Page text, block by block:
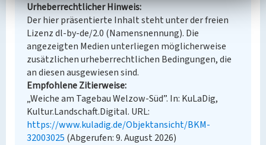
Urheberrechtlicher Hinweis
Der hier präsentierte Inhalt steht unter der freien
Lizenz dl-by-de/2.0 (Namensnennung). Die
angezeigten Medien unterliegen möglicherweise
zusätzlichen urheberrechtlichen Bedingungen, die
an diesen ausgewiesen sind.
Empfohlene Zitierweise
„Weiche am Tagebau Welzow-Süd”. In: KuLaDig,
Kultur.Landschaft.Digital. URL:
https://www.kuladig.de/Objektansicht/BKM-
32003025 (Abgerufen: 9. August 2026)